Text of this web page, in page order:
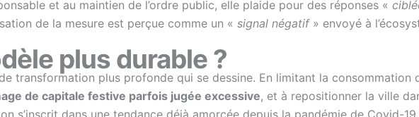
et au maintien de l’ordre public, elle plaide pour des réponses «
de la mesure est perçue comme un « signal négatif» envoyé à
plus durable ?
transformation plus profonde qui se dessine. En limitant la consommation
de capitale festive parfois jugée excessive, et à repositionner la ville